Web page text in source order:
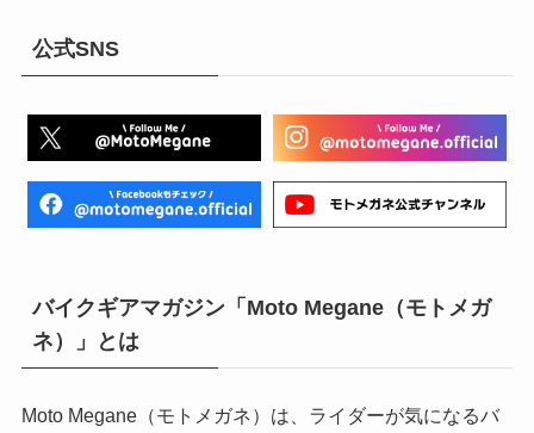
公式SNS
バイクギアマガジン「Moto Megane（モトメガ
ネ）」とは
Moto Megane（モトメガネ）は、ライダーが気になるバ